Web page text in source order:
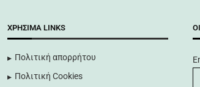
ΧΡΉΣΙΜΑ LINKS
Πολιτική απορρήτου
Πολιτική Cookies